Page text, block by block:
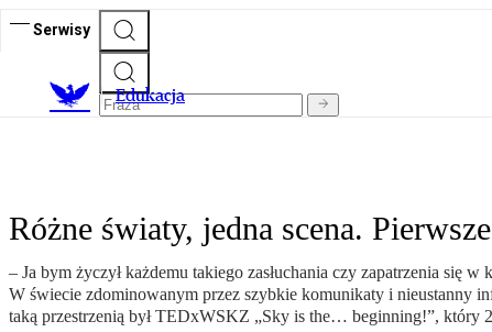
Serwisy
Edukacja
Różne światy, jedna scena.
– Ja bym życzył każdemu takiego zasłuchania czy zapatrzenia się
W świecie zdominowanym przez szybkie komunikaty i nieustanny
taką przestrzenią był TEDxWSKZ „Sky is the… beginning!”, który